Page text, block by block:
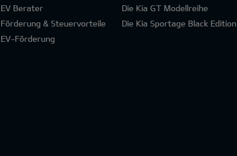
EV Berater
Förderung & Steuervorteile
EV-Förderung
Die Kia GT Modellreihe
Die Kia Sportage Black Edition